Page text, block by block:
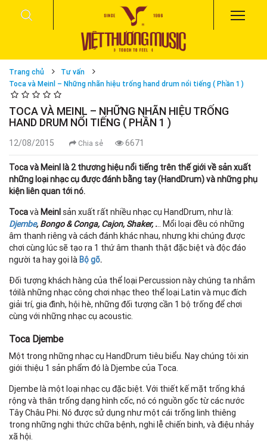
Trang chủ
Tư vấn
Toca và Meinl – Những nhãn hiệu trống hand drum nổi tiếng ( Phần 1 )
TOCA VÀ MEINL – NHỮNG NHÃN HIỆU TRỐNG
HAND DRUM NỔI TIẾNG ( PHẦN 1 )
12/08/2015 Chia sẻ 6671
Toca và Meinl là 2 thương hiệu nổi tiếng trên thế giới về sản xuất
những loại nhạc cụ được đánh bằng tay (HandDrum) và những phụ
kiện liên quan tới nó.
Tocavà Meinl sản xuất rất nhiều nhạc cụ HandDrum, như là:
Djembe, Bongo & Conga, Cajon, Shaker, ... Mổi loại đều có những
âm thanh riêng và cách đánh khác nhau, nhưng khi chúng được
chơi cùng lúc sẽ tạo ra 1 thứ âm thanh thật đặc biệt và độc đáo
người ta hay gọi là Bộ gõ.
Đối tượng khách hàng của thể loại Percussion này chúng ta nhắm
tớilà những nhạc công chơi nhạc theo thể loại Latin và mục đích
giải trí, gia đình, hội hè, những đối tượng cần 1 bộ trống để chơi
cùng với những nhạc cụ acoustic.
Toca Djembe
Một trong những nhạc cụ HandDrum tiêu biểu. Nay chúng tôi xin
giới thiệu 1 sản phẩm đó là Djembe của Toca.
Djembe là một loại nhạc cụ đặc biệt. Với thiết kế mặt trống khá
rộng và thân trống dạng hình cốc, nó có nguồn gốc từ các nước
Tây Châu Phi. Nó được sử dụng như một cái trống linh thiêng
trong những nghi thức chữa bệnh, nghi lễ chiến binh, và điệu nhảy
xã hội.